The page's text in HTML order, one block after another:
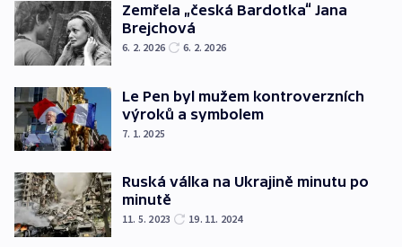
Zemřela „česká Bardotka“ Jana
Brejchová
6. 2. 2026 6. 2. 2026
Le Pen byl mužem kontroverzních
výroků a symbolem
7. 1. 2025
Ruská válka na Ukrajině minutu po
minutě
11. 5. 2023 19. 11. 2024